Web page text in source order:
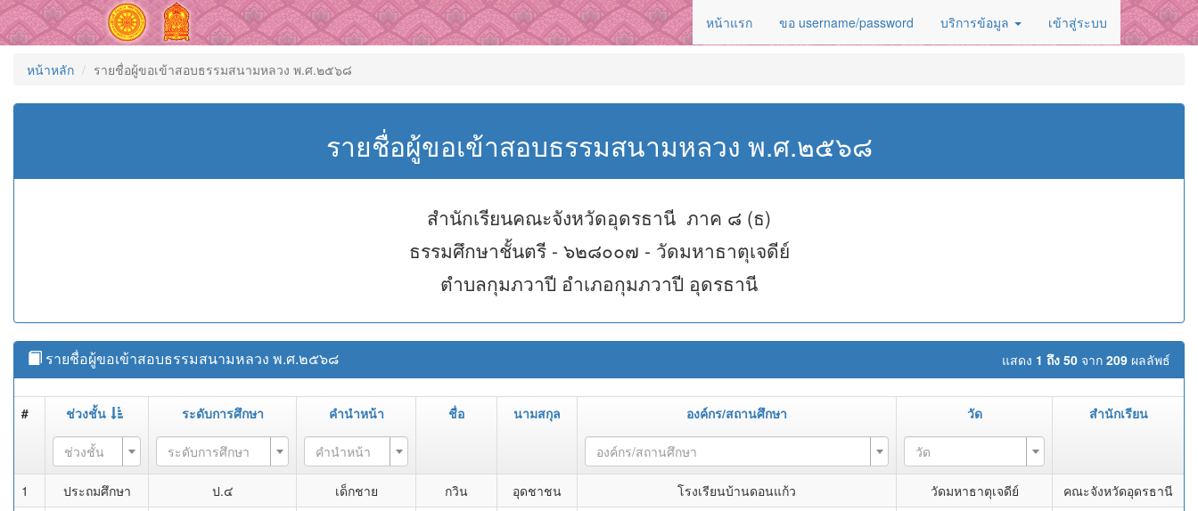
หน้าแรก ขอ username/password บริการข้อมูล เข้าสู่ระบบ
หน้าหลัก รายชื่อผู้ขอเข้าสอบธรรมสนามหลวง พ.ศ.๒๕๖๘
รายชื่อผู้ขอเข้าสอบธรรมสนามหลวง พ.ศ.๒๕๖๘
สำนักเรียนคณะจังหวัดอุดรธานี ภาค ๘ (ธ)
ธรรมศึกษาชั้นตรี - ๖๒๘๐๐๗ - วัดมหาธาตุเจดีย์
ตำบลกุมภวาปี อำเภอกุมภวาปี อุดรธานี
แสดง 1 ถึง 50 จาก 209 ผลลัพธ์
รายชื่อผู้ขอเข้าสอบธรรมสนามหลวง พ.ศ.๒๕๖๘
# ช่วงชั้น ระดับการศึกษา คำนำหน้า ชื่อ นามสกุล องค์กร/สถานศึกษา วัด สำนักเรียน
ช่วงชั้น ระดับการศึกษา คำนำหน้า องค์กร/สถานศึกษา วัด
1 ประถมศึกษา ป.๔ เด็กชาย กวิน อุดชาชน โรงเรียนบ้านดอนแก้ว วัดมหาธาตุเจดีย์
คณะจังหวัดอุดรธานี